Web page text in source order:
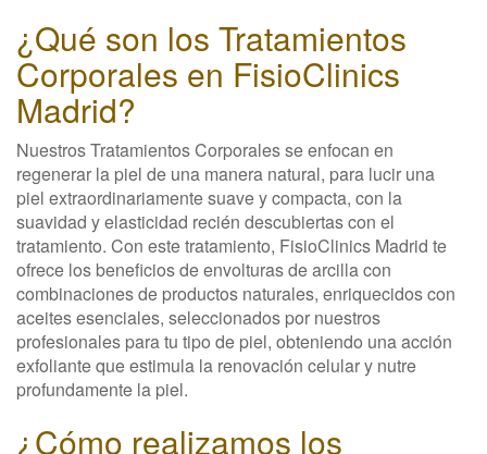
¿Qué son los Tratamientos
Corporales en FisioClinics
Madrid?
Nuestros Tratamientos Corporales se enfocan en
regenerar la piel de una manera natural, para lucir una
piel extraordinariamente suave y compacta, con la
suavidad y elasticidad recién descubiertas con el
tratamiento. Con este tratamiento, FisioClinics Madrid te
ofrece los beneficios de envolturas de arcilla con
combinaciones de productos naturales, enriquecidos con
aceites esenciales, seleccionados por nuestros
profesionales para tu tipo de piel, obteniendo una acción
exfoliante que estimula la renovación celular y nutre
profundamente la piel.
¿Cómo realizamos los